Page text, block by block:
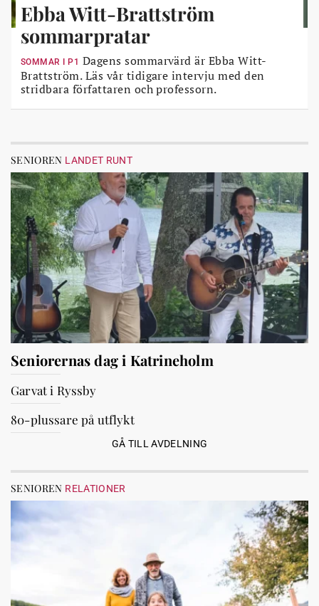
Ebba Witt-Brattström
sommarpratar
SOMMAR I P1 Dagens sommarvärd är Ebba Witt-
Brattström. Läs vår tidigare intervju med den
stridbara författaren och professorn.
SENIOREN LANDET RUNT
Seniorernas dag i Katrineholm
Garvat i Ryssby
80-plussare på utflykt
GÅ TILL AVDELNING
SENIOREN RELATIONER